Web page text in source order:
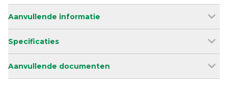
Aanvullende informatie
Specificaties
Aanvullende documenten